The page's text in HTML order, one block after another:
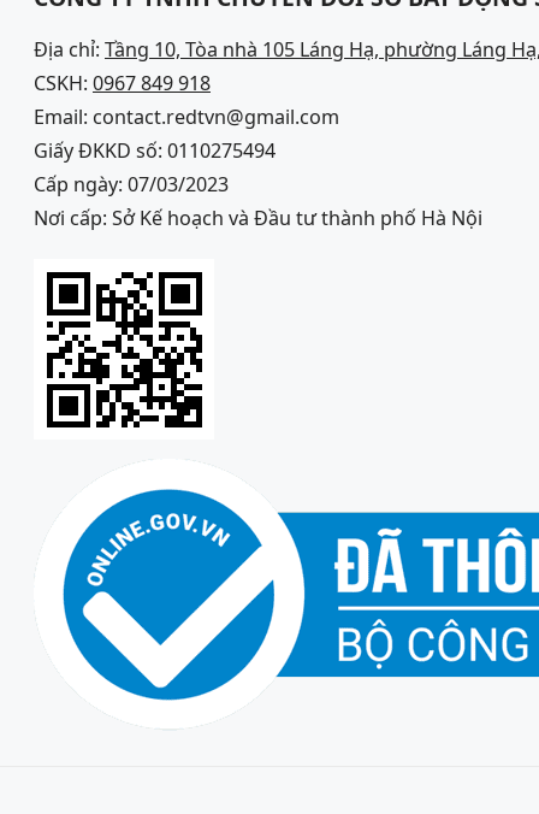
Địa chỉ: Tầng 10, Tòa nhà 105 Láng Hạ, phường Láng
CSKH: 0967 849 918
Email: contact.redtvn@gmail.com
Giấy ĐKKD số: 0110275494
Cấp ngày: 07/03/2023
Nơi cấp: Sở Kế hoạch và Đầu tư thành phố Hà Nội